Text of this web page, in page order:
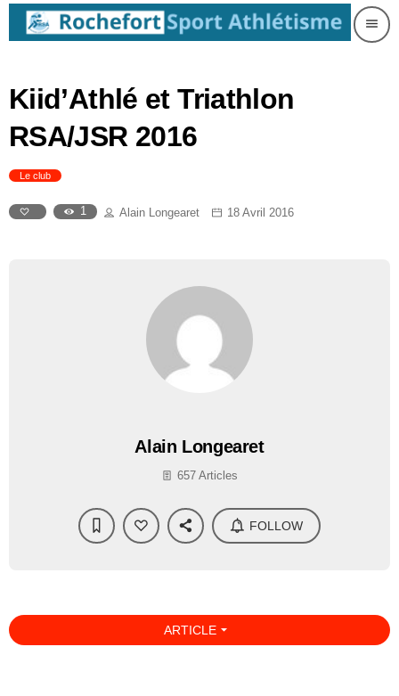
menu
Kiid’Athlé et Triathlon
RSA/JSR 2016
Le club
1 Alain Longearet 18 Avril 2016
Alain Longearet
657 Articles
FOLLOW
ARTICLEarrow_drop_down